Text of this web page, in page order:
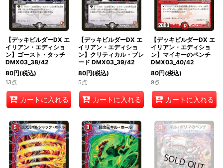
【デッキビルダーDX エ
イリアン・エディショ
ン】ゴースト・タッチ
DMX03_38/42
80円(税込)
13点
カートに入れる
【デッキビルダーDX エ
イリアン・エディショ
ン】クリティカル・ブレ
ード DMX03_39/42
80円(税込)
5点
カートに入れる
【デッキビルダーDX エ
イリアン・エディショ
ン】マイキーのペンチ
DMX03_40/42
80円(税込)
9点
カートに入れる